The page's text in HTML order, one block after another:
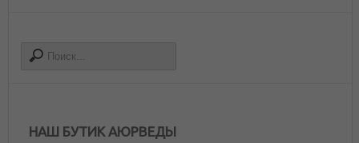
НАШ БУТИК АЮРВЕДЫ